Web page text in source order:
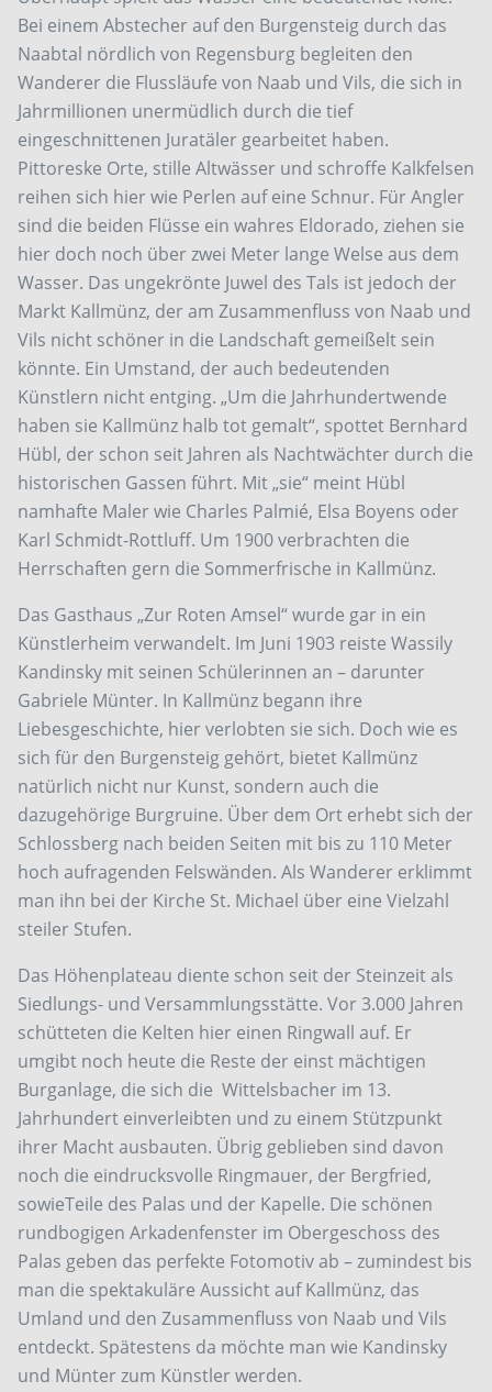
Bei einem Abstecher auf den Burgensteig durch das
Naabtal nördlich von Regensburg begleiten den
Wanderer die Flussläufe von Naab und Vils, die sich in
Jahrmillionen unermüdlich durch die tief
eingeschnittenen Juratäler gearbeitet haben.
Pittoreske Orte, stille Altwässer und schroffe Kalkfelsen
reihen sich hier wie Perlen auf eine Schnur. Für Angler
sind die beiden Flüsse ein wahres Eldorado, ziehen sie
hier doch noch über zwei Meter lange Welse aus dem
Wasser. Das ungekrönte Juwel des Tals ist jedoch der
Markt Kallmünz, der am Zusammenfluss von Naab und
Vils nicht schöner in die Landschaft gemeißelt sein
könnte. Ein Umstand, der auch bedeutenden
Künstlern nicht entging. „Um die Jahrhundertwende
haben sie Kallmünz halb tot gemalt“, spottet Bernhard
Hübl, der schon seit Jahren als Nachtwächter durch die
historischen Gassen führt. Mit „sie“ meint Hübl
namhafte Maler wie Charles Palmié, Elsa Boyens oder
Karl Schmidt-Rottluff. Um 1900 verbrachten die
Herrschaften gern die Sommerfrische in Kallmünz.
Das Gasthaus „Zur Roten Amsel“ wurde gar in ein
Künstlerheim verwandelt. Im Juni 1903 reiste Wassily
Kandinsky mit seinen Schülerinnen an – darunter
Gabriele Münter. In Kallmünz begann ihre
Liebesgeschichte, hier verlobten sie sich. Doch wie es
sich für den Burgensteig gehört, bietet Kallmünz
natürlich nicht nur Kunst, sondern auch die
dazugehörige Burgruine. Über dem Ort erhebt sich der
Schlossberg nach beiden Seiten mit bis zu 110 Meter
hoch aufragenden Felswänden. Als Wanderer erklimmt
man ihn bei der Kirche St. Michael über eine Vielzahl
steiler Stufen.
Das Höhenplateau diente schon seit der Steinzeit als
Siedlungs- und Versammlungsstätte. Vor 3.000 Jahren
schütteten die Kelten hier einen Ringwall auf. Er
umgibt noch heute die Reste der einst mächtigen
Burganlage, die sich die Wittelsbacher im 13.
Jahrhundert einverleibten und zu einem Stützpunkt
ihrer Macht ausbauten. Übrig geblieben sind davon
noch die eindrucksvolle Ringmauer, der Bergfried,
sowieTeile des Palas und der Kapelle. Die schönen
rundbogigen Arkadenfenster im Obergeschoss des
Palas geben das perfekte Fotomotiv ab – zumindest bis
man die spektakuläre Aussicht auf Kallmünz, das
Umland und den Zusammenfluss von Naab und Vils
entdeckt. Spätestens da möchte man wie Kandinsky
und Münter zum Künstler werden.